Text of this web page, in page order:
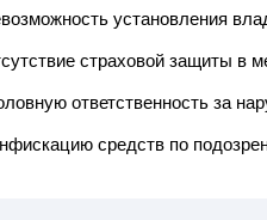
установления
страховой защиты в
ответственность за
средств по